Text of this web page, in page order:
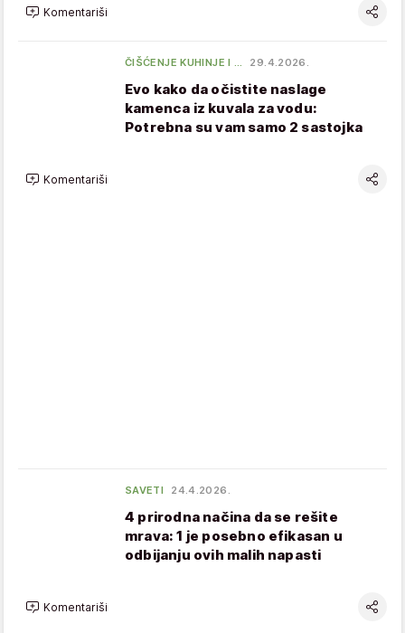
Komentariši
ČIŠĆENJE KUHINJE I … 29.4.2026.
Evo kako da očistite naslage
kamenca iz kuvala za vodu:
Potrebna su vam samo 2 sastojka
Komentariši
SAVETI 24.4.2026.
4 prirodna načina da se rešite
mrava: 1 je posebno efikasan u
odbijanju ovih malih napasti
Komentariši